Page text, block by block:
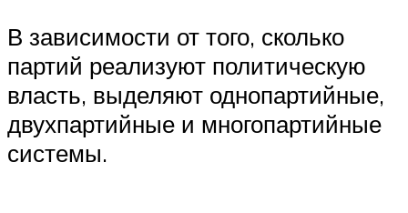
В зависимости от того, сколько
партий реализуют политическую
власть, выделяют однопартийные,
двухпартийные и многопартийные
системы.